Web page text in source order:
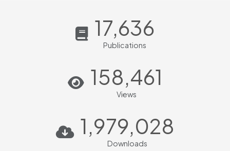
17,636
Publications
158,461
Views
1,979,028
Downloads